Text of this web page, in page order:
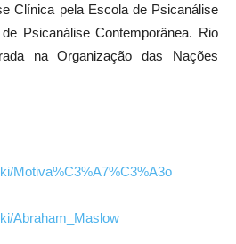
Clínica pela Escola de Psicanálise
Psicanálise Contemporânea. Rio
na Organização das Nações
Motiva%C3%A7%C3%A3o
Abraham_Maslow